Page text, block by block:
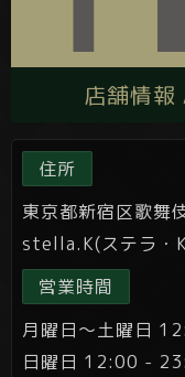
店舗情報
住所
東京都新宿区歌舞
stella.K(ステラ・
営業時間
月曜日～土曜日
日曜日 12:00 -